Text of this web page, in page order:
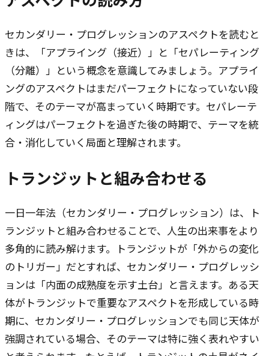
セカンダリー・プログレッションのアスペクトを読むと
きは、「アプライング（接近）」と「セパレーティング
（分離）」という概念を意識してみましょう。アプライ
ングのアスペクトはまだパーフェクトになっていない段
階で、そのテーマが高まっていく時期です。セパレーテ
ィングはパーフェクトを過ぎた後の時期で、テーマを統
合・消化していく局面と理解されます。
トランジットと組み合わせる
一日一年法（セカンダリー・プログレッション）は、ト
ランジットと組み合わせることで、人生の出来事をより
多角的に読み解けます。トランジットが「外からの変化
のトリガー」だとすれば、セカンダリー・プログレッシ
ョンは「内面の成熟度を示す土台」と言えます。ある天
体がトランジットで重要なアスペクトを形成している時
期に、セカンダリー・プログレッションでも同じ天体が
強調されている場合、そのテーマは特に強く表れやすい